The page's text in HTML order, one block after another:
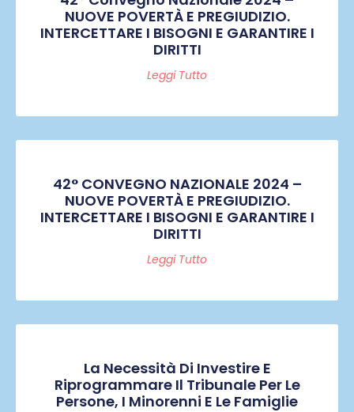
NUOVE POVERTÀ E PREGIUDIZIO.
INTERCETTARE I BISOGNI E GARANTIRE I
DIRITTI
Leggi Tutto
42° CONVEGNO NAZIONALE 2024 –
NUOVE POVERTÀ E PREGIUDIZIO.
INTERCETTARE I BISOGNI E GARANTIRE I
DIRITTI
Leggi Tutto
La Necessità Di Investire E
Riprogrammare Il Tribunale Per Le
Persone, I Minorenni E Le Famiglie